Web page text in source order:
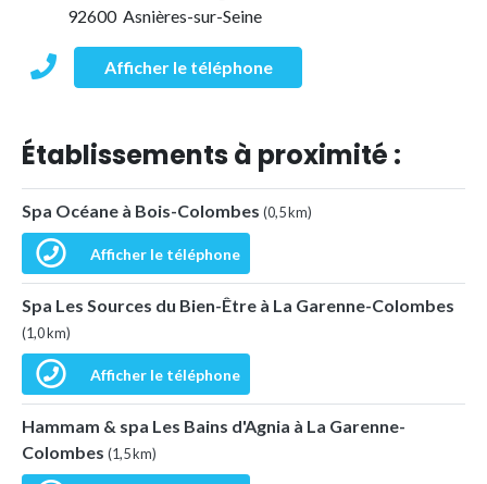
92600 Asnières-sur-Seine
Afficher le téléphone
Établissements à proximité :
Spa Océane à Bois-Colombes (0,5 km)
Afficher le téléphone
Spa Les Sources du Bien-Être à La Garenne-Colombes
(1,0 km)
Afficher le téléphone
Hammam & spa Les Bains d'Agnia à La Garenne-
Colombes (1,5 km)